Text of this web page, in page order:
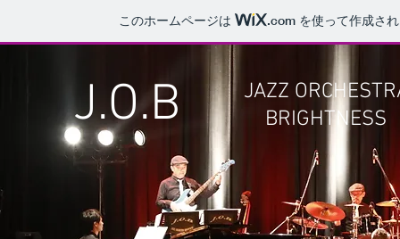
このホームページは .com を使って作成さ
J.O.B
JAZZ
BRIGHTNESS